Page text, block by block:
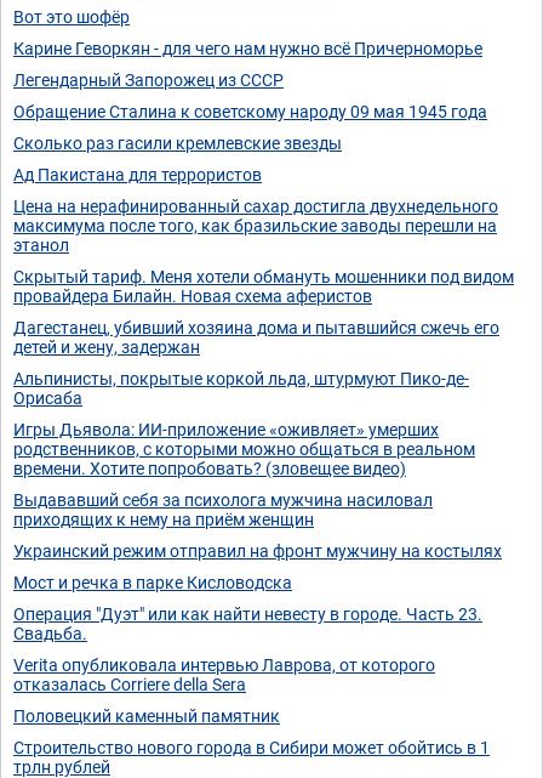
Вот это шофёр
Карине Геворкян - для чего нам нужно всё Причерноморье
Легендарный Запорожец из СССР
Обращение Сталина к советскому народу 09 мая 1945 года
Сколько раз гасили кремлевские звезды
Ад Пакистана для террористов
Цена на нерафинированный сахар достигла двухнедельного
максимума после того, как бразильские заводы перешли на
этанол
Скрытый тариф. Меня хотели обмануть мошенники под видом
провайдера Билайн. Новая схема аферистов
Дагестанец, убивший хозяина дома и пытавшийся сжечь его
детей и жену, задержан
Альпинисты, покрытые коркой льда, штурмуют Пико-де-
Орисаба
Игры Дьявола: ИИ-приложение «оживляет» умерших
родственников, с которыми можно общаться в реальном
времени. Хотите попробовать? (зловещее видео)
Выдававший себя за психолога мужчина насиловал
приходящих к нему на приём женщин
Украинский режим отправил на фронт мужчину на костылях
Мост и речка в парке Кисловодска
Операция "Дуэт" или как найти невесту в городе. Часть 23.
Свадьба.
Verita опубликовала интервью Лаврова, от которого
отказалась Corriere della Sera
Половецкий каменный памятник
Строительство нового города в Сибири может обойтись в 1
трлн рублей